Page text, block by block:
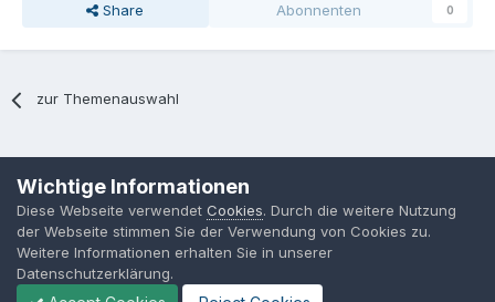
Share Abonnenten 0
zur Themenauswahl
MPP-Engineering
Powered by Invision Community
Wichtige Informationen
Diese Webseite verwendet Cookies. Durch die weitere Nutzung
der Webseite stimmen Sie der Verwendung von Cookies zu.
Weitere Informationen erhalten Sie in unserer
Datenschutzerklärung.